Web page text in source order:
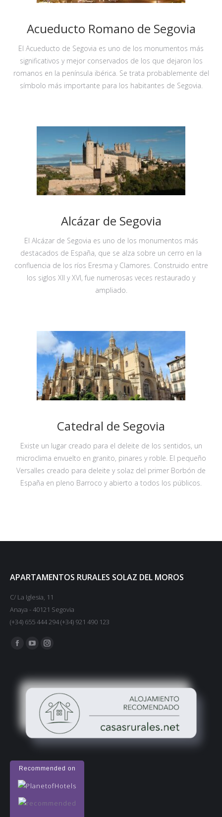
Acueducto Romano de Segovia
El Acueducto de Segovia es uno de los monumentos más
significativos y mejor conservados de los que dejaron los
romanos en la península ibérica. Se trata probablemente del
símbolo más importante para los habitantes de Segovia.
Alcázar de Segovia
El Alcázar de Segovia es uno de los monumentos más
destacados de España, que se alza sobre un cerro en la
confluencia de los ríos Eresma y Clamores. Construido entre
los siglos XII y XVI, fue numerosas veces restaurado y
ampliado.
Catedral de Segovia
Existe un lugar creado para el deleite de los sentidos, un
microclima envuelto en granito, pinares y roble. El pequeño
Versalles creado para deleite y solaz del primer Borbón de
España en pleno Barroco y abierto a todos los públicos.
APARTAMENTOS RURALES SOLAZ DEL MOROS
C/ La Iglesia, 11
Anaya - 40121 Segovia
(+34) 655 444 294 (+34) 921 490 123
Encuéntranos en:
FacebookYouTubeInstagram
Recommended on